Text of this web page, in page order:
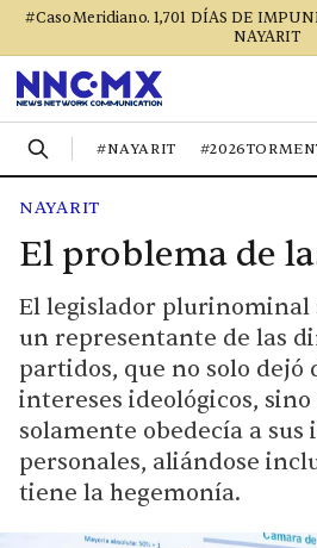
#CasoMeridiano. 1,701 DÍAS DE
NAYARIT
#NAYARIT
NAYARIT
El problema de
El legislador plurinominal
un representante de las
partidos, que no solo dejó
intereses ideológicos, sino
solamente obedecía a sus
personales, aliándose
tiene la hegemonía.